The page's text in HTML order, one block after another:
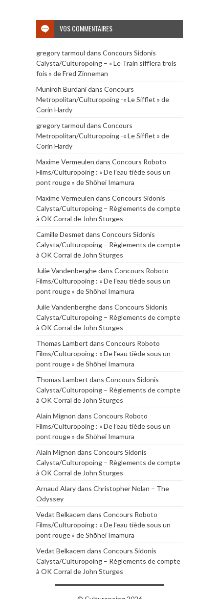
VOS COMMENTAIRES
gregory tarmoul dans Concours Sidonis
Calysta/Culturopoing – « Le Train sifflera trois
fois » de Fred Zinneman
Muniroh Burdanidans Concours
Metropolitan/Culturopoing -« Le Sifflet » de
Corin Hardy
gregory tarmoul dans Concours
Metropolitan/Culturopoing -« Le Sifflet » de
Corin Hardy
Maxime Vermeulen dans Concours Roboto
Films/Culturopoing : « De l’eau tiède sous un
pont rouge » de Shōhei Imamura
Maxime Vermeulen dans Concours Sidonis
Calysta/Culturopoing – Règlements de compte
à OK Corral de John Sturges
Camille Desmet dans Concours Sidonis
Calysta/Culturopoing – Règlements de compte
à OK Corral de John Sturges
Julie Vandenberghedans Concours Roboto
Films/Culturopoing : « De l’eau tiède sous un
pont rouge » de Shōhei Imamura
Julie Vandenberghedans Concours Sidonis
Calysta/Culturopoing – Règlements de compte
à OK Corral de John Sturges
Thomas Lambert dans Concours Roboto
Films/Culturopoing : « De l’eau tiède sous un
pont rouge » de Shōhei Imamura
Thomas Lambert dans Concours Sidonis
Calysta/Culturopoing – Règlements de compte
à OK Corral de John Sturges
Alain Mignon dans Concours Roboto
Films/Culturopoing : « De l’eau tiède sous un
pont rouge » de Shōhei Imamura
Alain Mignon dans Concours Sidonis
Calysta/Culturopoing – Règlements de compte
à OK Corral de John Sturges
Arnaud Alarydans Christopher Nolan – The
Odyssey
Vedat Belkacem dans Concours Roboto
Films/Culturopoing : « De l’eau tiède sous un
pont rouge » de Shōhei Imamura
Vedat Belkacem dans Concours Sidonis
Calysta/Culturopoing – Règlements de compte
à OK Corral de John Sturges